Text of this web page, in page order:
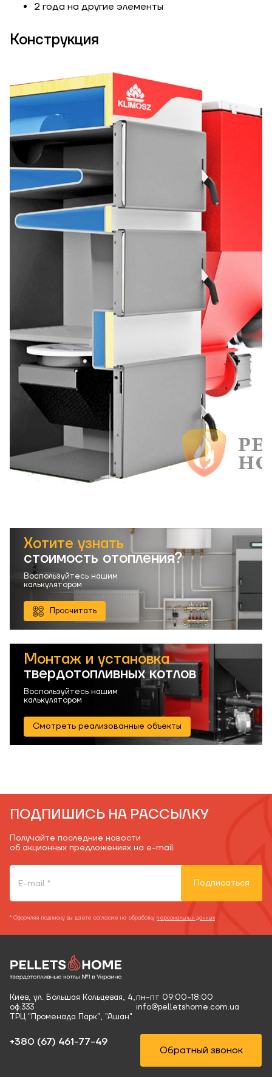
2 года на другие элементы
Конструкция
Хотите узнать
стоимость отопления?
Воспользуйтесь нашим
калькулятором
Просчитать
Монтаж и установка
твердотопливных котлов
Воспользуйтесь нашим
калькулятором
Смотреть реализованные объекты
ПОДПИШИСЬ НА РАССЫЛКУ
Получайте последние новости
об акционных предложениях на e-mail
Подписаться
* Оформляя подписку вы даете согласие на обработку персональных данных
Киев, ул. Большая Кольцевая, 4,
оф.333
ТРЦ "Променада Парк", "Ашан"
пн-пт 09:00-18:00
info@pelletshome.com.ua
+380 (67) 461-77-49‬
Обратный звонок